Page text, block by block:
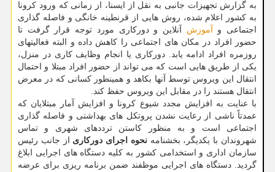
به گزارش تجهیزات جانبی به نقل از ایسنا، از زمانی که ورود کرونا
به کشور اعلام شده، روش هایی از قرنطینه خانگی و فاصله گذاری
اجتماعی و
آموزش آنلاین و دورکاری مورد توجه قرار گرفت تا
حضور افراد در مکان های اجتماعی را کاهش داده و البته فعالیتهای
روزمره افراد ادامه یابد. دورکاری یا انجام وظایف کاری در منزل،
یکی از طریق هایی است که می تواند از حضور افراد مبتلا و احتمال
انتقال این ویروس توسط آنها بکاهد و همینطور کسانی که در معرض
انتقال هستند را در مقابل این ویروس حفظ کند.
با عنایت به افزایش مجدد شیوع کرونا و افزایش آمار مبتلایان که
عمدتاً ناشی از رعایت نشدن پروتکل های بهداشتی و فاصله گذاری
اجتماعی است و به منظور کاستن ترددهای شهری و تماس
شهروندان با یکدیگر، بخشنامهنحوه اجرای دورکاری از جانب رئیس
سازمان اداری و استخدامی کشور به کلیه دستگاه های اجرایی ابلاغ
گردید. دستگاه های اجرایی موظفند ضمن برنامه ریزی برای عرضه